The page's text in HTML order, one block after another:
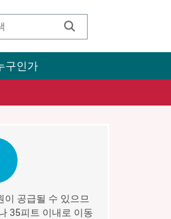
구인가
공급될 수 있으므
35피트 이내로 이동